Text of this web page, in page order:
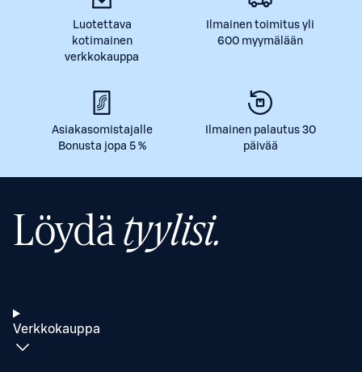
Luotettava
kotimainen
verkkokauppa
Ilmainen toimitus yli
600 myymälään
Asiakasomistajalle
Bonusta jopa 5 %
Ilmainen palautus 30
päivää
Löydätyylisi.
Verkkokauppa